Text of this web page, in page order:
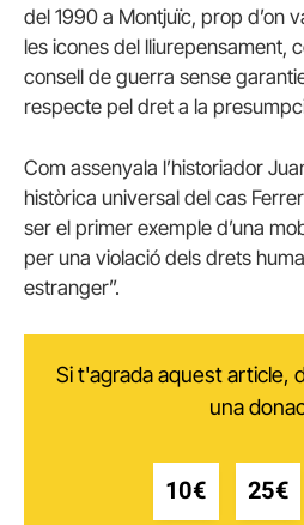
del 1990 a Montjuïc, prop d’on
les icones del lliurepensament,
consell de guerra sense
respecte pel dret a la
Com assenyala l’historiador
històrica universal del cas
ser el primer exemple d’una
per una violació dels drets
estranger”.
Si t'agrada aquest article,
una
10€ 25€